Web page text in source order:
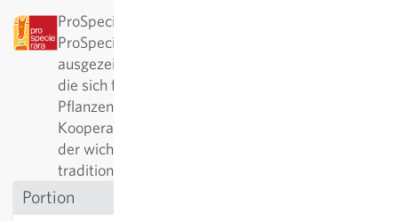
ProSpecieRara: Diese Sorte wurde von
ProSpecieRara als seltene bzw. alte Sorte
ausgezeichnet. ProSpecieRara ist eine Stiftung,
die sich für den Erhalt der Vielfalt von seltenen
Pflanzensorten einsetzt. In langjähriger
Kooperation mit ProSpecieRara ist Sativa aktiv in
der wichtigen Erhaltung und Pflege dieser
traditionellen Sorten.
Portion